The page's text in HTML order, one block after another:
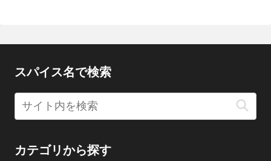
スパイス名で検索
カテゴリから探す